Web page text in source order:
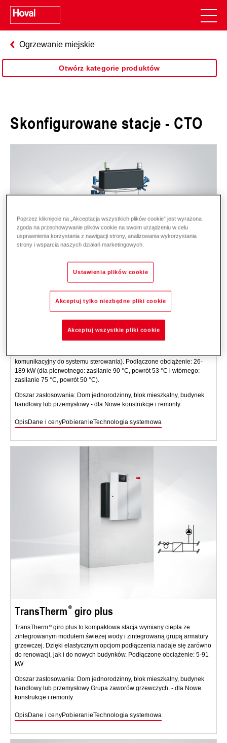
Ogrzewanie miejskie
Otwórz kategorie produktów
Skonfigurowane stacje - CTO
TransTherm giro C
przesyłania ciepła z sieci grzewczej do systemów ogrzewania i
komunikacyjny do systemu sterowania). Podłączone obciążenie: 26-
189 kW (dla pierwotnego: zasilanie 90 °C, powrót 53 °C i wtórnego:
zasilanie 75 °C, powrót 50 °C).
Obszar zastosowania: Dom jednorodzinny, blok mieszkalny, budynek
handlowy lub przemysłowy - dla Nowe konstrukcje i remonty.
OpisDane i cenyPobieranieTechnologia systemowa
TransTherm giro plus
TransTherm
giro plus to kompaktowa stacja wymiany ciepła ze
zintegrowanym modułem świeżej wody i zintegrowaną grupą armatury
grzewczej. Dzięki elastycznym opcjom podłączenia nadaje się zarówno
do renowacji, jak i do nowych budynków. Podłączone obciążenie: 5-91
kW
Obszar zastosowania: Dom jednorodzinny, blok mieszkalny, budynek
handlowy lub przemysłowy Grupa zaworów grzewczych. - dla Nowe
konstrukcje i remonty.
OpisDane i cenyPobieranieTechnologia systemowa
Poprzez kliknięcie na „Akceptacja wszystkich plików cookie” jest wyrażona
zgoda na przechowywanie plików cookie na swoim urządzeniu w celu
usprawnienia korzystania z nawigacji strony, analizowania wykorzystania
strony i wsparcia naszych działań marketingowych.
Ustawienia plików cookie
Akceptuj tylko niezbędne pliki cookie
Akceptuj wszystkie pliki cookie